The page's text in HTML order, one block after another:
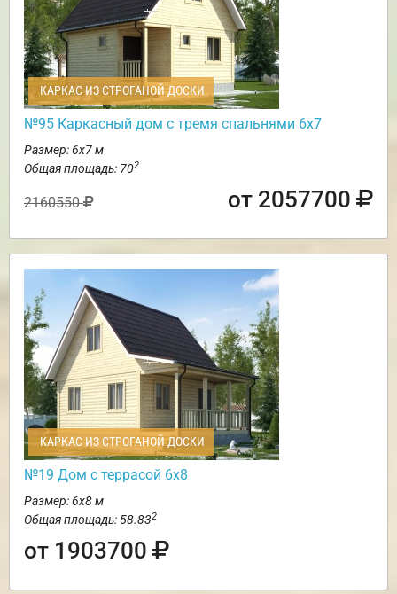
КАРКАС ИЗ СТРОГАНОЙ ДОСКИ
№95 Каркасный дом с тремя спальнями 6х7
Размер: 6х7 м
Общая площадь: 702
2160550 от 2057700
КАРКАС ИЗ СТРОГАНОЙ ДОСКИ
№19 Дом с террасой 6х8
Размер: 6х8 м
Общая площадь: 58.832
от 1903700